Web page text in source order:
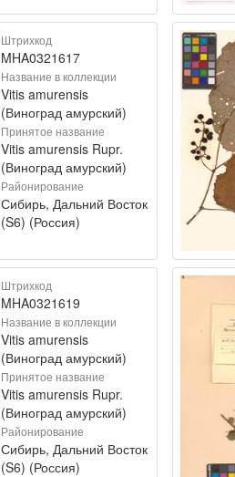
Штрихкод
MHA0321617
Название в коллекции
Vitis amurensis
(Виноград амурский)
Принятое название
Vitis amurensis Rupr.
(Виноград амурский)
Районирование
Сибирь, Дальний Восток
(S6) (Россия)
Штрихкод
MHA0321619
Название в коллекции
Vitis amurensis
(Виноград амурский)
Принятое название
Vitis amurensis Rupr.
(Виноград амурский)
Районирование
Сибирь, Дальний Восток
(S6) (Россия)